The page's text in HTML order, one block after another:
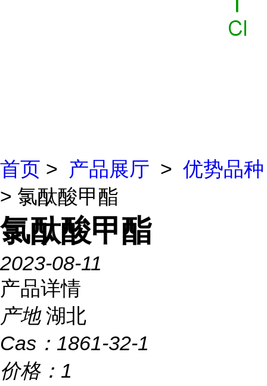
首页 > 产品展厅 > 优势品种
> 氯酞酸甲酯
氯酞酸甲酯
2023-08-11
产品详情
产地 湖北
Cas： 1861-32-1
价格： 1